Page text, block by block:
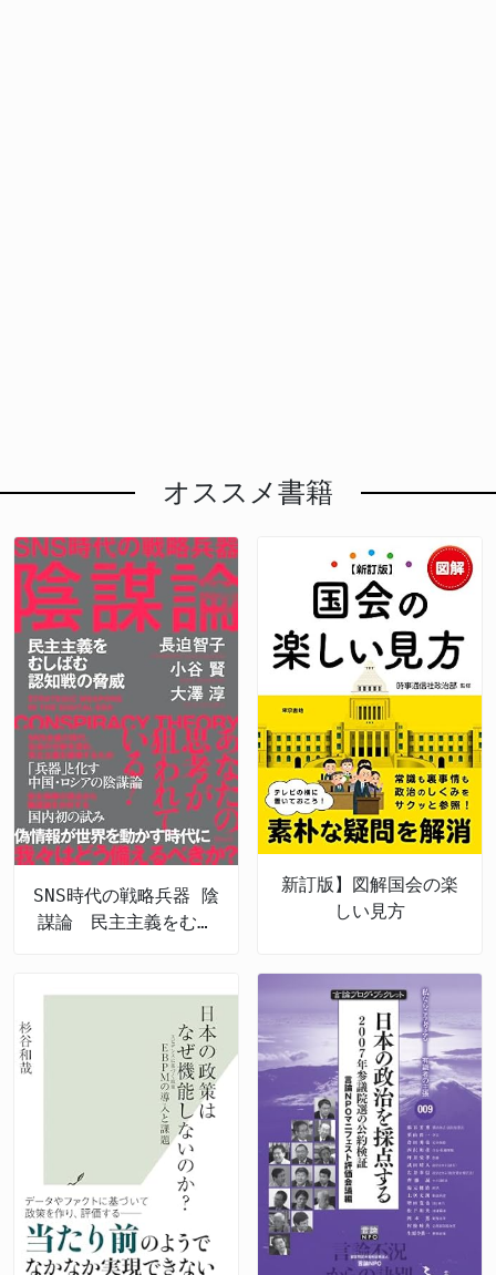
オススメ書籍
SNS時代の戦略兵器 陰
謀論 民主主義をむし
新訂版】図解国会の楽
しい見方